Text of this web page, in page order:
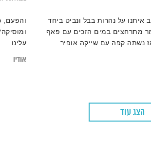
איתנו על נהרות בבל ונביט ביחד
מתרחצים במים הזכים עם פאף
נשתה קפה עם שייקה אופיר
והפעם,
עלינו
אודיו
הצג עוד